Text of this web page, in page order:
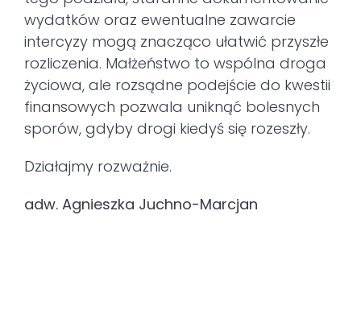
wydatków oraz ewentualne zawarcie
intercyzy mogą znacząco ułatwić przyszłe
rozliczenia. Małżeństwo to wspólna droga
życiowa, ale rozsądne podejście do kwestii
finansowych pozwala uniknąć bolesnych
sporów, gdyby drogi kiedyś się rozeszły.
Działajmy rozważnie.
adw. Agnieszka Juchno-Marcjan